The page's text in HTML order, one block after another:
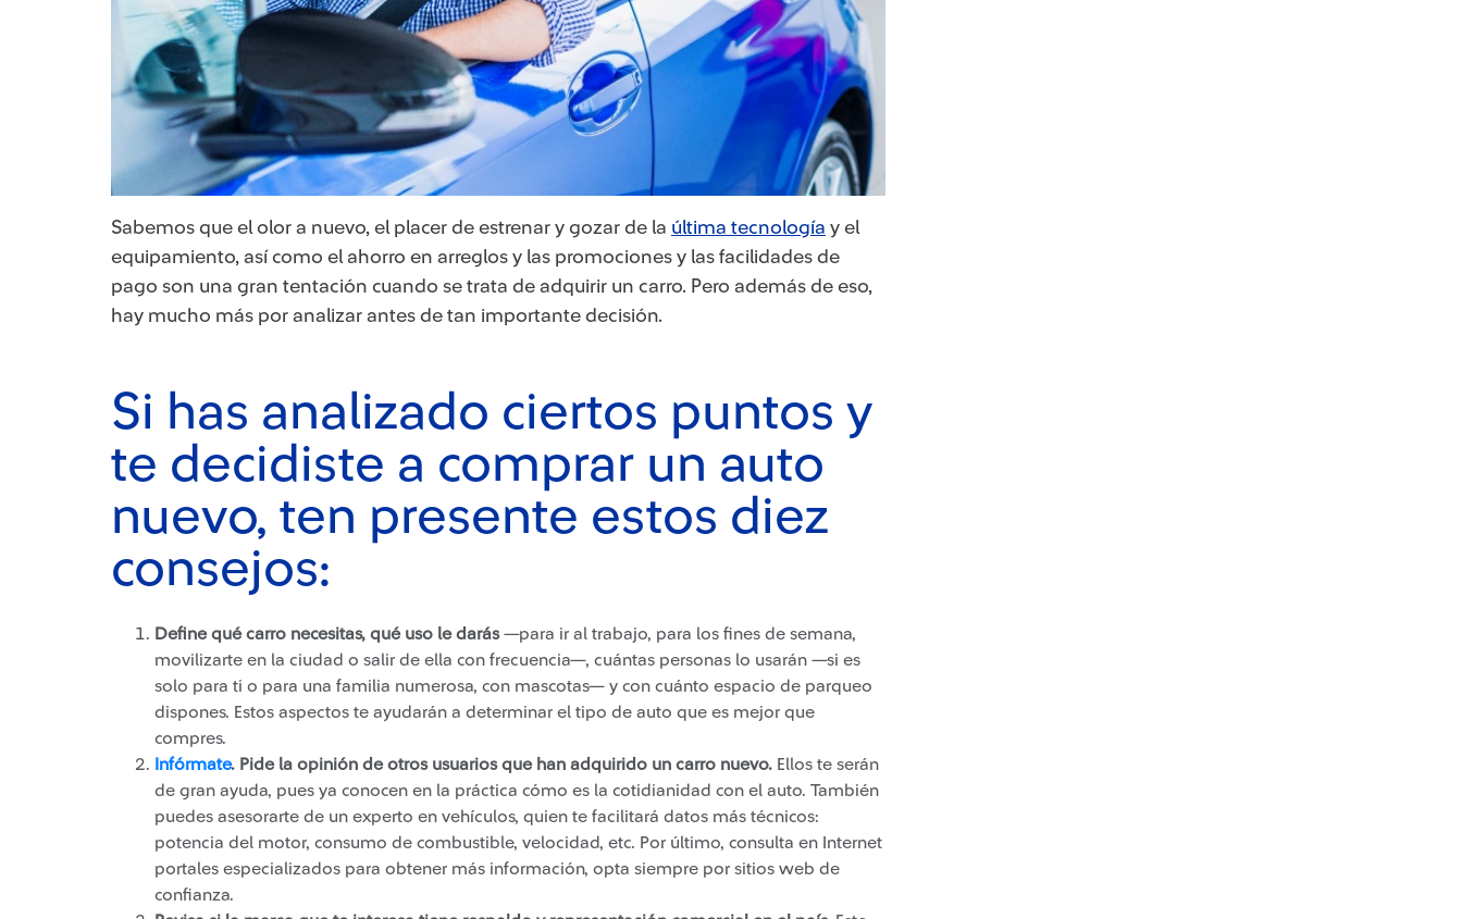
​Sabemos que el olor a nuevo, el placer de estrenar y gozar de la última tecnología y el
equipamiento, así como el ahorro en arreglos y las promociones y las facilidades de
pago son una gran tentación cuando se trata de adquirir un carro. Pero además de eso,
hay mucho más por analizar antes de tan importante decisión.
Si has analizado ciertos puntos y
te decidiste a comprar un auto
nuevo, ten presente estos diez
consejos:
Define qué carro necesitas, qué uso le darás—para ir al trabajo, para los fines de semana,
movilizarte en la ciudad o salir de ella con frecuencia—, cuántas personas lo usarán —si es
solo para ti o para una familia numerosa, con mascotas— y con cuánto espacio de parqueo
dispones. Estos aspectos te ayudarán a determinar el tipo de auto que es mejor que
compres.
Infórmate​. Pide la opinión de otros usuarios que han adquirido un carro nuevo. Ellos te serán
de gran ayuda, pues ya conocen en la práctica cómo es la cotidianidad con el auto. También
puedes asesorarte de un experto en vehículos, quien te facilitará datos más técnicos:
potencia del motor, consumo de combustible, velocidad, etc. Por último, consulta en Internet
portales especializados para obtener más información, opta siempre por sitios web de
confianza.